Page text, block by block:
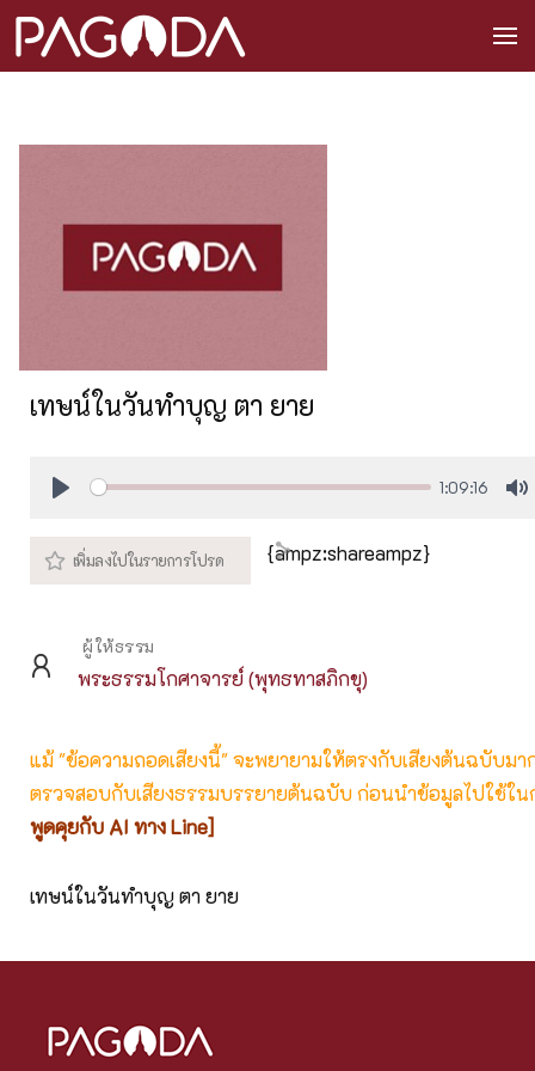
เทษน์ในวันทำบุญ ตา ยาย
1:09:16
{ampz:shareampz}
ผู้ให้ธรรม
พระธรรมโกศาจารย์ (พุทธทาสภิกขุ)
แม้ "ข้อความถอดเสียงนี้" จะพยายามให้ตรงกับเสียงต้นฉบับม
ตรวจสอบกับเสียงธรรมบรรยายต้นฉบับ ก่อนนำข้อมูลไปใช้ใน
พูดคุยกับ AI ทาง Line]
เทษน์ในวันทำบุญ ตา ยาย